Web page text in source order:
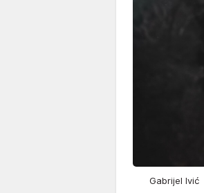
Gabrijel Ivić